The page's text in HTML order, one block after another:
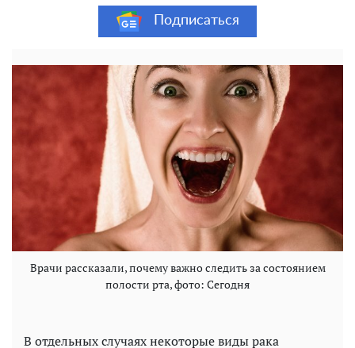
Подписаться
Врачи рассказали, почему важно следить за состоянием
полости рта, фото: Сегодня
В отдельных случаях некоторые виды рака